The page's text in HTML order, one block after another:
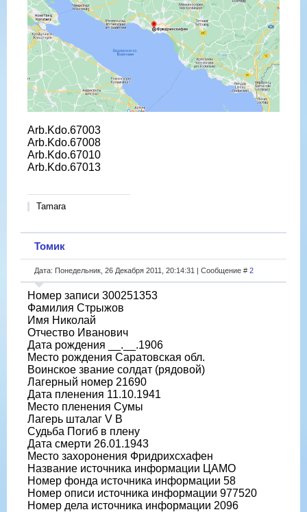
Arb.Kdo.67003
Arb.Kdo.67008
Arb.Kdo.67010
Arb.Kdo.67013
Tamara
Томик
Дата: Понедельник, 26 Декабря 2011, 20:14:31 | Сообщение # 2
Номер записи 300251353
Фамилия Стрыжов
Имя Николай
Отчество Иванович
Дата рождения __.__.1906
Место рождения Саратовская обл.
Воинское звание солдат (рядовой)
Лагерный номер 21690
Дата пленения 11.10.1941
Место пленения Сумы
Лагерь шталаг V B
Судьба Погиб в плену
Дата смерти 26.01.1943
Место захоронения Фридрихсхафен
Название источника информации ЦАМО
Номер фонда источника информации 58
Номер описи источника информации 977520
Номер дела источника информации 2096